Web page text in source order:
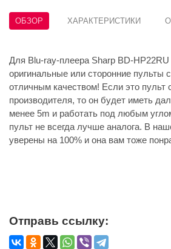
ОБЗОР ХАРАКТЕРИСТИКИ
Для Blu-ray-плеера Sharp BD-
оригинальные или сторонние пульты
отличным качеством! Если это пульт
производителя, то он будет иметь
менее 5m и работать под любым
пульт не всегда лучше аналога. В
уверены на 100% и она вам тоже
Отправь ссылку: